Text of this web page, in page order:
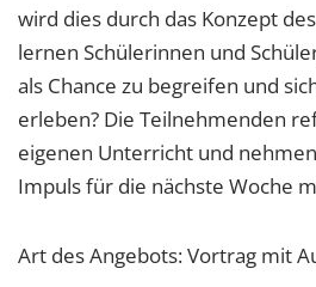
wird dies durch das Konzept
lernen Schülerinnen und
als Chance zu begreifen und
erleben? Die Teilnehmenden
eigenen Unterricht und
Impuls für die nächste Woche
Art des Angebots: Vortrag mit